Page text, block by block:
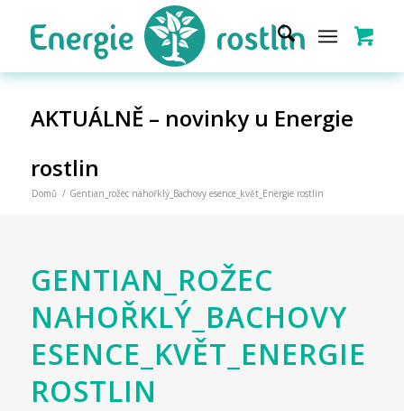
AKTUÁLNĚ – novinky u Energie
rostlin
Domů / Gentian_rožec nahořklý_Bachovy esence_květ_Energie rostlin
GENTIAN_ROŽEC
NAHOŘKLÝ_BACHOVY
ESENCE_KVĚT_ENERGIE
ROSTLIN